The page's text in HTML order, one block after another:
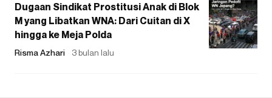
Dugaan Sindikat Prostitusi Anak di Blok
M yang Libatkan WNA: Dari Cuitan di X
hingga ke Meja Polda
Risma Azhari 3 bulan lalu